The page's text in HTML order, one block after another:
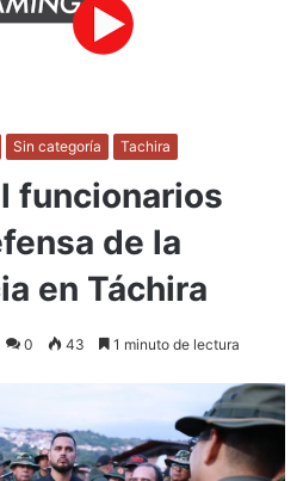
Sin categoría Tachira
funcionarios
de la
en Táchira
0 43 1 minuto de lectura